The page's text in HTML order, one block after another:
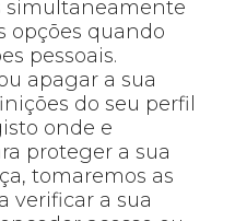
simultaneamente
opções quando
pessoais.
apagar a sua
do seu perfil
onde e
proteger a sua
tomaremos as
verificar a sua